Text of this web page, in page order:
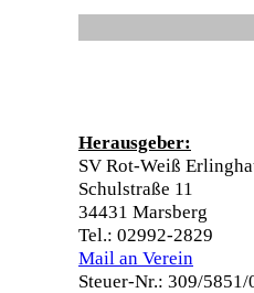
Herausgeber:
SV Rot-Weiß
Schulstraße 11
34431 Marsberg
Tel.: 02992-2829
Mail an Verein
Steuer-Nr.: 309/5851/